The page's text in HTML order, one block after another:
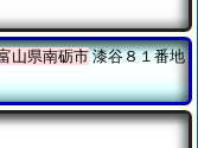
山県南砺市漆谷８１番地